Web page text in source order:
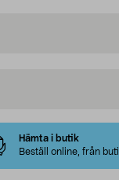
Hämta i butik
Beställ online, från